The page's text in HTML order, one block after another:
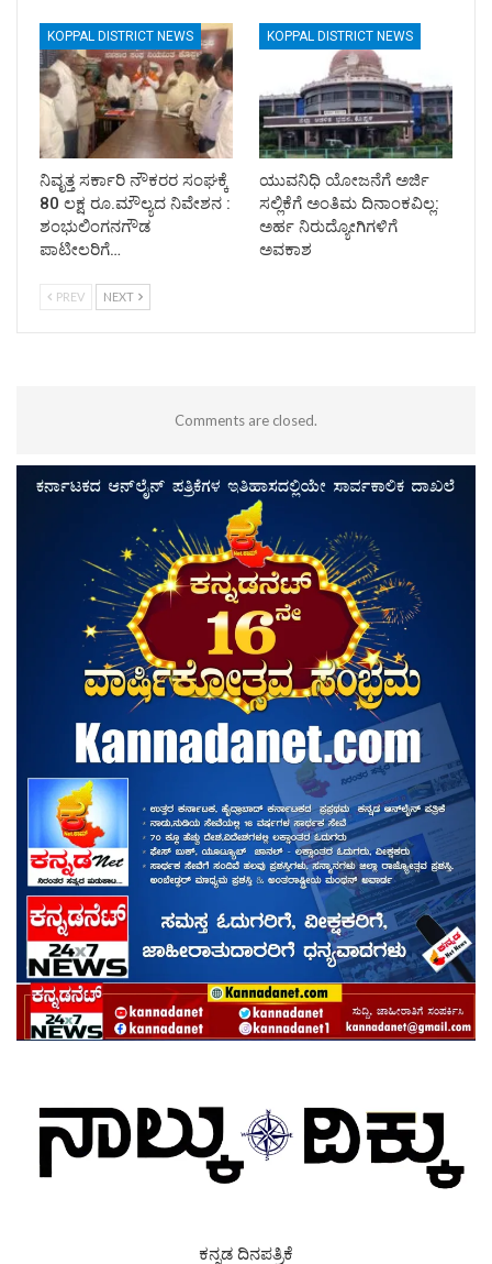
KOPPAL DISTRICT NEWS
ನಿವೃತ್ತ ಸರ್ಕಾರಿ ನೌಕರರ ಸಂಘಕ್ಕೆ
80 ಲಕ್ಷ ರೂ.ಮೌಲ್ಯದ ನಿವೇಶನ :
ಶಂಭುಲಿಂಗನಗೌಡ
ಪಾಟೀಲರಿಗೆ…
KOPPAL DISTRICT NEWS
ಯುವನಿಧಿ ಯೋಜನೆಗೆ ಅರ್ಜಿ
ಸಲ್ಲಿಕೆಗೆ ಅಂತಿಮ ದಿನಾಂಕವಿಲ್ಲ:
ಅರ್ಹ ನಿರುದ್ಯೋಗಿಗಳಿಗೆ
ಅವಕಾಶ
PREV NEXT
Comments are closed.
ಕನ್ನಡ ದಿನಪತ್ರಿಕೆ